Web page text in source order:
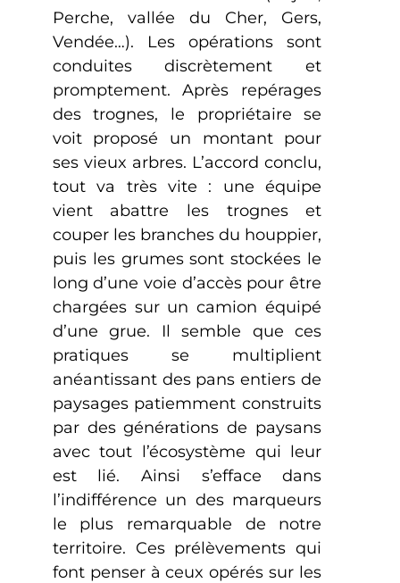
Perche, vallée du Cher, Gers,
Vendée…). Les opérations sont
conduites discrètement et
promptement. Après repérages
des trognes, le propriétaire se
voit proposé un montant pour
ses vieux arbres. L’accord conclu,
tout va très vite : une équipe
vient abattre les trognes et
couper les branches du houppier,
puis les grumes sont stockées le
long d’une voie d’accès pour être
chargées sur un camion équipé
d’une grue. Il semble que ces
pratiques se multiplient
anéantissant des pans entiers de
paysages patiemment construits
par des générations de paysans
avec tout l’écosystème qui leur
est lié. Ainsi s’efface dans
l’indifférence un des marqueurs
le plus remarquable de notre
territoire. Ces prélèvements qui
font penser à ceux opérés sur les